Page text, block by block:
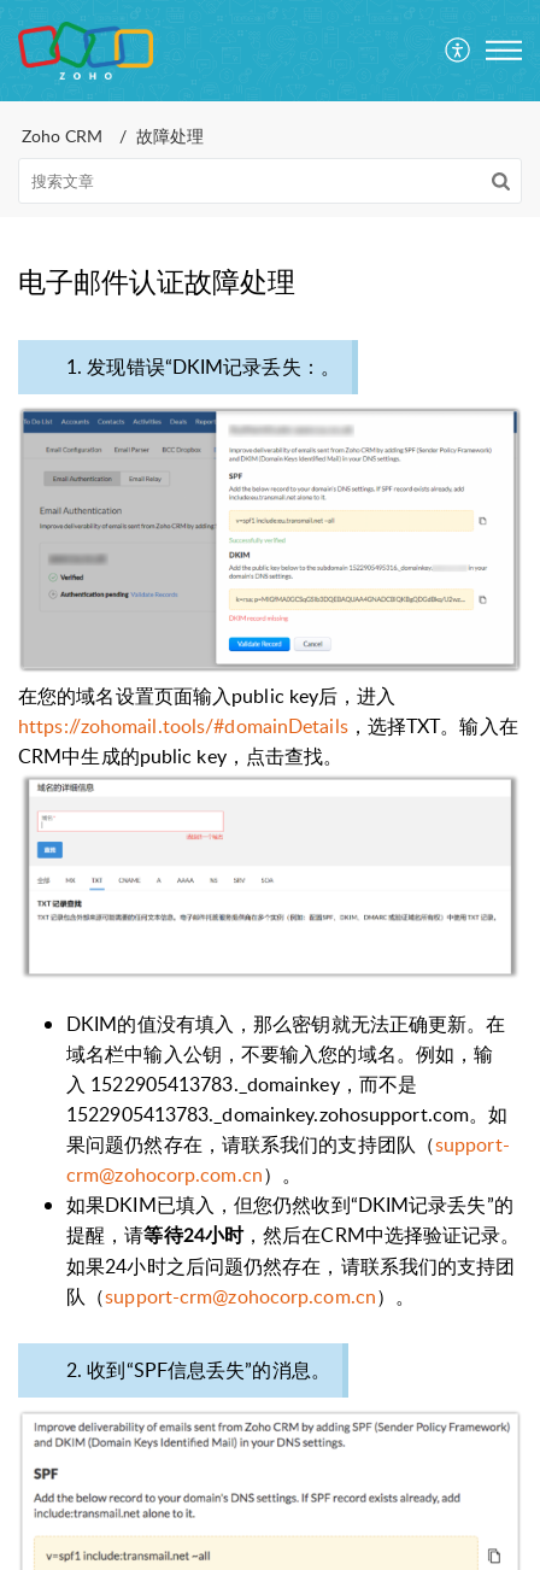
Zoho CRM 故障处理
电子邮件认证故障处理
1. 发现错误“DKIM记录丢失：。
在您的域名设置页面输入public key后，进入
https://zohomail.tools/#domainDetails，选择TXT。输入在
CRM中生成的public key，点击查找。
DKIM的值没有填入，那么密钥就无法正确更新。在
域名栏中输入公钥，不要输入您的域名。例如，输
入 1522905413783._domainkey，而不是
1522905413783._domainkey.zohosupport.com。如
果问题仍然存在，请联系我们的支持团队（support-
crm@zohocorp.com.cn）。
如果DKIM已填入，但您仍然收到“DKIM记录丢失”的
提醒，请等待24小时，然后在CRM中选择验证记录。
如果24小时之后问题仍然存在，请联系我们的支持团
队 （support-crm@zohocorp.com.cn）。
2. 收到“SPF信息丢失”的消息。